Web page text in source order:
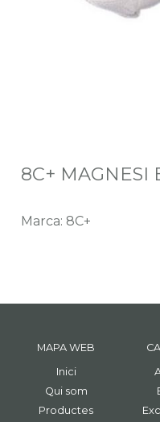
8C+ MAGNESI
Marca: 8C+
MAPA WEB
Inici
Qui som
Productes